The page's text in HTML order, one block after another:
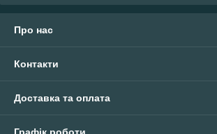
Про нас
Контакти
Доставка та оплата